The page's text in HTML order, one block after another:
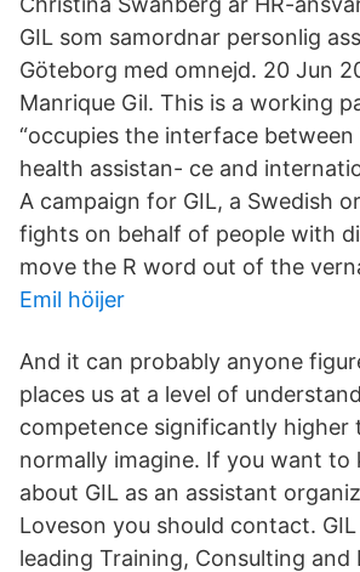
GIL som samordnar personlig
Göteborg med omnejd. 20 Jun
Manrique Gil. This is a working
“occupies the interface
health assistan- ce and
A campaign for GIL, a Swedish
fights on behalf of people with
move the R word out of the
Emil höijer
And it can probably anyone
places us at a level of
competence significantly higher
normally imagine. If you want to
about GIL as an assistant
Loveson you should contact.
leading Training, Consulting and